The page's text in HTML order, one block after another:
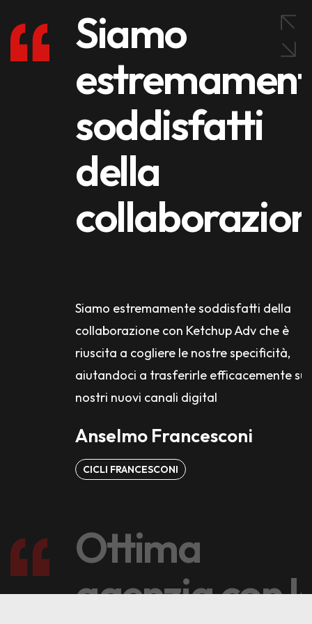
Siamo
soddisfatti
della
Siamo estremamente soddisfatti della
collaborazione con Ketchup Adv che è
riuscita a cogliere le nostre specificità,
aiutandoci a trasferirle efficacemente sui
nostri nuovi canali digital
Anselmo Francesconi
CICLI FRANCESCONI
Ottima
agenzia con